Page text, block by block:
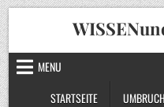
Skip
to
content
MENU
STARTSEITE